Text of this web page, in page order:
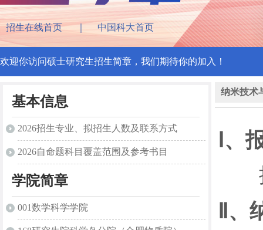
招生在线首页 ｜ 中国科大首页
欢迎你访问硕士研究生招生简章，我们期待你的加入！
基本信息
2026招生专业、拟招生人数及联系方式
2026自命题科目覆盖范围及参考书目
学院简章
001数学科学学院
纳米技术
Ⅰ、
接
Ⅱ